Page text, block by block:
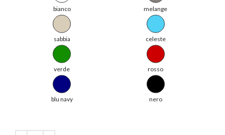
bianco melange
sabbia celeste
verde rosso
blu navy nero